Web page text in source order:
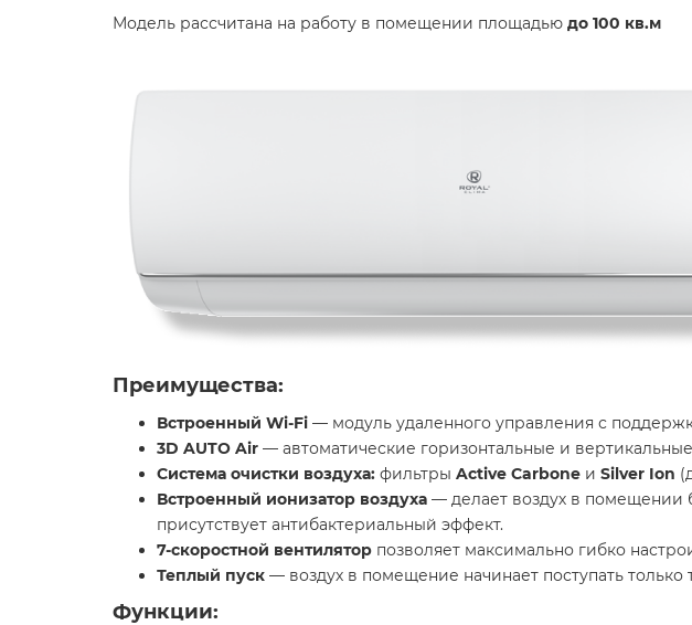
Модель рассчитана на работу в помещении площадью до 100 кв.м
Преимущества:
Встроенный Wi-Fi — модуль удаленного управления с
3D AUTO Air — автоматические горизонтальные и
Система очистки воздуха: фильтры Active Carbone и Silver Ion
Встроенный ионизатор воздуха — делает воздух в помещении
присутствует антибактериальный эффект.
7-скоростной вентилятор позволяет максимально гибко
Теплый пуск — воздух в помещение начинает поступать только
Функции: